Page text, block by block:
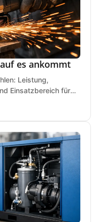
es ankommt
Leistung,
Einsatzbereich für